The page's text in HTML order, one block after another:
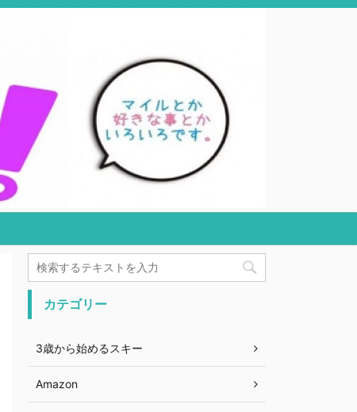
カテゴリー
3歳から始めるスキー
Amazon